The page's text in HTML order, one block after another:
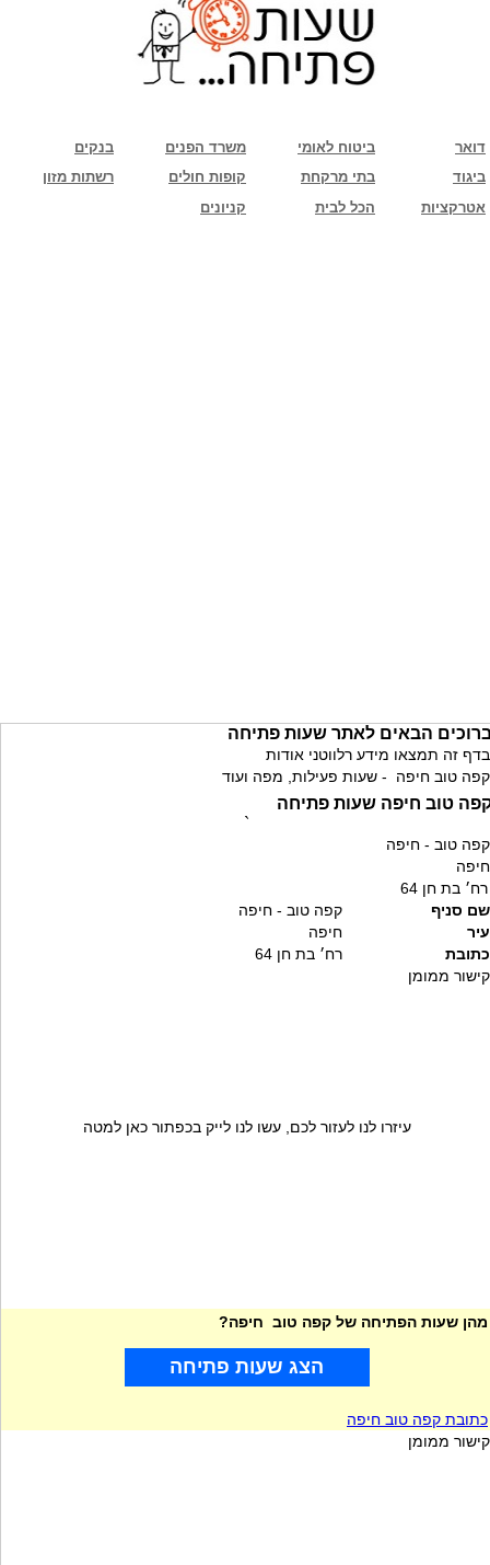
בנקים משרד הפנים ביטוח לאומי
דואר
רשתות מזון
קופות חולים בתי מרקחת
ביגוד
קניונים
הכל לבית אטרקציות
הבאים לאתר שעות פתיחה
בדף זה תמצאו מידע רלווטני אודות
קפה טוב חיפה - שעות פעילות, מפה ועוד
טוב חיפה שעות פתיחה
`
קפה טוב - חיפה
חיפה
רח׳ בת חן 64
שם סניף
קפה טוב - חיפה
עיר
חיפה
כתובת
רח׳ בת חן 64
קישור ממומן
עיזרו לנו לעזור לכם, עשו לנו לייק בכפתור כאן למטה
מהן שעות הפתיחה של קפה טוב חיפה?
הצג שעות פתיחה
כתובת קפה טוב חיפה
קישור ממומן